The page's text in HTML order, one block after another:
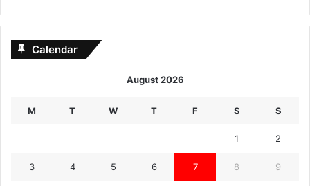
Calendar
August 2026
M T W T F S S
1 2
3 4 5 6 7 8 9